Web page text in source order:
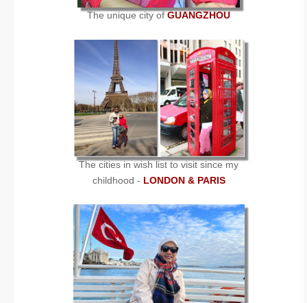
The unique city ofGUANGZHOU
The cities in wish list to visit since my
childhood - LONDON & PARIS